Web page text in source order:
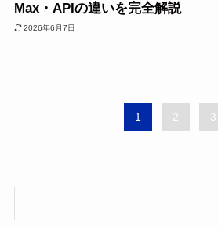
Max・APIの違いを完全解説
2026年6月7日
1 2 3